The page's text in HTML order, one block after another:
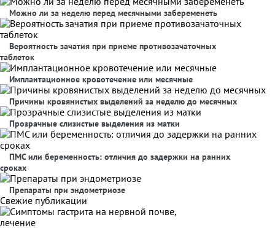
Можно ли за неделю перед месячными забеременеть
Вероятность зачатия при приеме противозачаточных
таблеток
Имплантационное кровотечение или месячные
Причины кровянистых выделений за неделю до месячных
Прозрачные слизистые выделения из матки
ПМС или беременность: отличия до задержки на ранних
сроках
Препараты при эндометриозе
Свежие публикации